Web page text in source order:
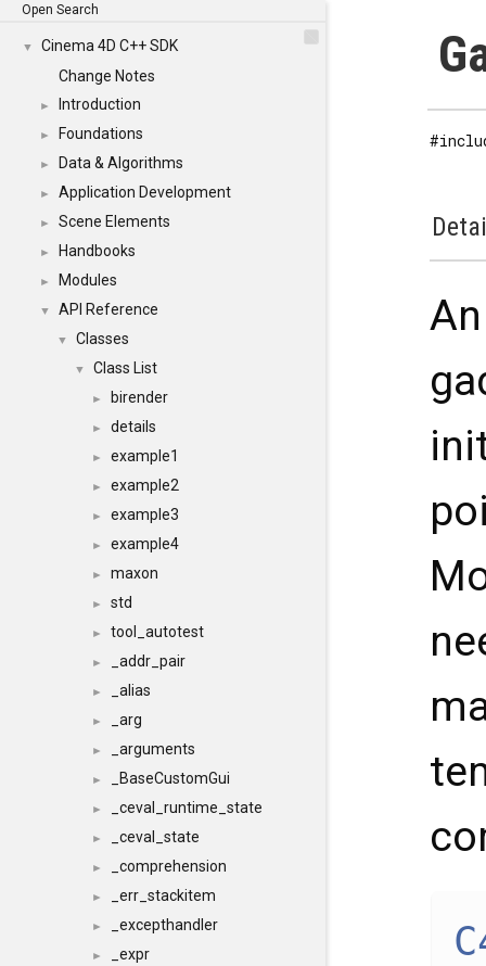
Open Search
▼
Cinema 4D C++ SDK
Change Notes
► Introduction
► Foundations
► Data & Algorithms
► Application Development
► Scene Elements
► Handbooks
► Modules
▼ API Reference
▼ Classes
▼ Class List
► birender
► details
► example1
► example2
► example3
► example4
► maxon
► std
► tool_autotest
► _addr_pair
► _alias
► _arg
► _arguments
► _BaseCustomGui
► _ceval_runtime_state
► _ceval_state
► _comprehension
► _err_stackitem
► _excepthandler
► _expr